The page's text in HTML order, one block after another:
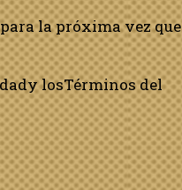
la próxima vez que
y losTérminos del